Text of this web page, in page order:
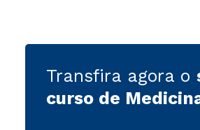
Transfira agora o
curso de